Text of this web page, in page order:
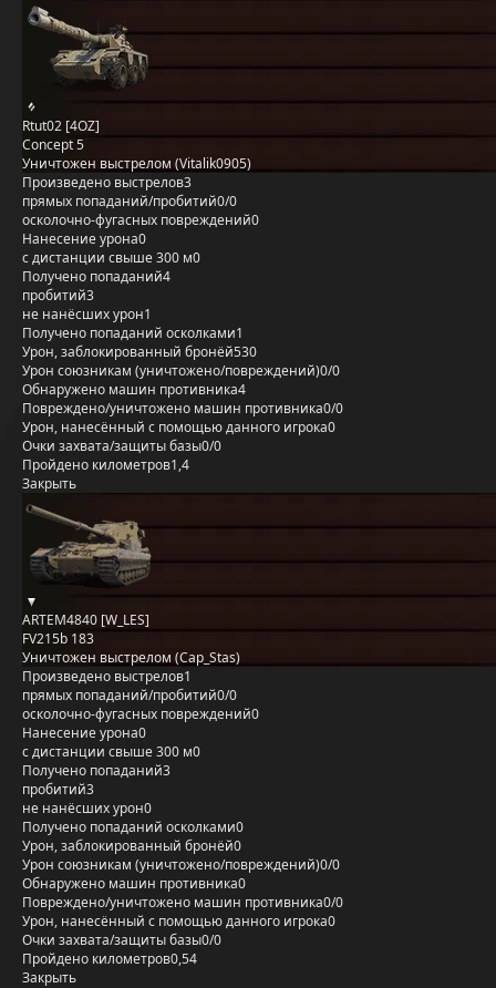
Rtut02 [4OZ]
Concept 5
Уничтожен выстрелом (Vitalik0905)
Произведено выстрелов3
прямых попаданий/пробитий0/0
осколочно-фугасных повреждений0
Нанесение урона0
с дистанции свыше 300 м0
Получено попаданий4
пробитий3
не нанёсших урон1
Получено попаданий осколками1
Урон, заблокированный бронёй530
Урон союзникам (уничтожено/повреждений)0/0
Обнаружено машин противника4
Повреждено/уничтожено машин противника0/0
Урон, нанесённый с помощью данного игрока0
Очки захвата/защиты базы0/0
Пройдено километров1,4
Закрыть
ARTEM4840 [W_LES]
FV215b 183
Уничтожен выстрелом (Cap_Stas)
Произведено выстрелов1
прямых попаданий/пробитий0/0
осколочно-фугасных повреждений0
Нанесение урона0
с дистанции свыше 300 м0
Получено попаданий3
пробитий3
не нанёсших урон0
Получено попаданий осколками0
Урон, заблокированный бронёй0
Урон союзникам (уничтожено/повреждений)0/0
Обнаружено машин противника0
Повреждено/уничтожено машин противника0/0
Урон, нанесённый с помощью данного игрока0
Очки захвата/защиты базы0/0
Пройдено километров0,54
Закрыть